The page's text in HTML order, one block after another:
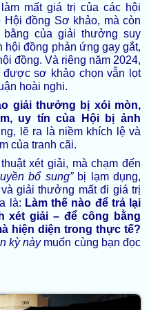
mất giá trị của các hội
Hội đồng Sơ khảo, mà còn
của giải thưởng suy
hội đồng phản ứng gay gắt,
đồng. Và riêng năm 2024,
sơ khảo chọn vẫn lọt
hoài nghi.
giải thưởng bị xói mòn,
uy tín của Hội bị ảnh
lẽ ra là niềm khích lệ và
của tranh cãi.
xét giải, mà chạm đến
bổ sung”bị lạm dụng,
giải thưởng mất đi giá trị
là: Làm thế nào để trả lại
xét giải – để công bằng
hiện diện trong thực tế?
kỳ nàymuốn cùng bạn đọc